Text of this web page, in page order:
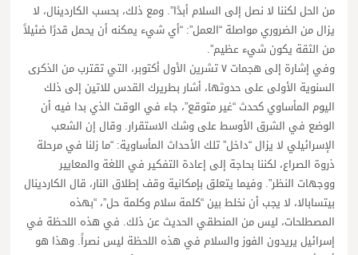
من الحل لكننا لا نصل إلى السلام أبدًا”. ومع ذلك، بحسب الكاردينال، لا
يزال من الضروري مواصلة “العمل”: “أي شيء يمكنه أن يحمل قدرًا ضئيلاً
من الثقة يكون شيء عظيم”.
وفي إشارة إلى هجمات ٧ تشرين الأول أكتوبر، التي تقترب من الذكرى
السنوية الأولى على حدوثها، أشار بطريرك القدس للاتين إلى ذلك
اليوم المأساوي كحدث “غير متوقع”، جاء في الوقت الذي بدا فيه أن
الوضع في الشرق الأوسط على وشك الاستقرار. وقال إن الشعب
الإسرائيلي لا يزال “داخل” تلك الأحداث المأساوية: “ما زلنا في مرحلة
ذروة الصراع، لكننا بحاجة إلى إعادة التفكير في اللغة والمعايير
ووجهات النظر”. وفيما يتعلق بإمكانية وقف إطلاق النار، قال الكاردينال
بيتسابالا، لا يجب أن نخلط بين “كلمة سلام وكلمة حل”، “بهذه
المصطلحات، ليس من المنطقي الحديث عن ذلك. في هذه اللحظة في
إسرائيل يريدون الفوز والسلام في هذه اللحظة ليس نصراً. وهذا هو